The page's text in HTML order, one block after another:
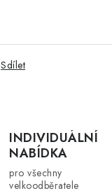
Sdílet
INDIVIDUÁLNÍ
NABÍDKA
pro všechny
velkoodběratele